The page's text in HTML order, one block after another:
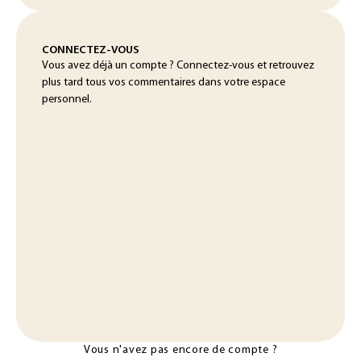
CONNECTEZ-VOUS
Vous avez déjà un compte ? Connectez-vous et retrouvez
plus tard tous vos commentaires dans votre espace
personnel.
Vous n'avez pas encore de compte ?